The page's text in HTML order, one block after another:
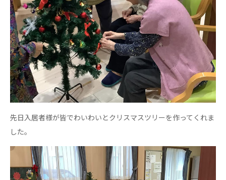
アジアメデカ元気事業団
株式会社 爽やかな風九州
爽やかな風九州
株式会社 七星
七星
社会福祉法人 福ふく
福ふく
株式会社 せきれい
せきれい
社会福祉法人 心の会
医療（共に生きる仲間達）
医療法人社団 美翔会
聖心美容クリニック
S-Labo（渋谷院）
先日入居者様が皆でわいわいとクリスマスツリーを作ってくれま
した。